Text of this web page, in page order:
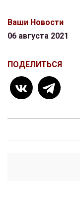
Ваши Новости
06 августа 2021
ПОДЕЛИТЬСЯ